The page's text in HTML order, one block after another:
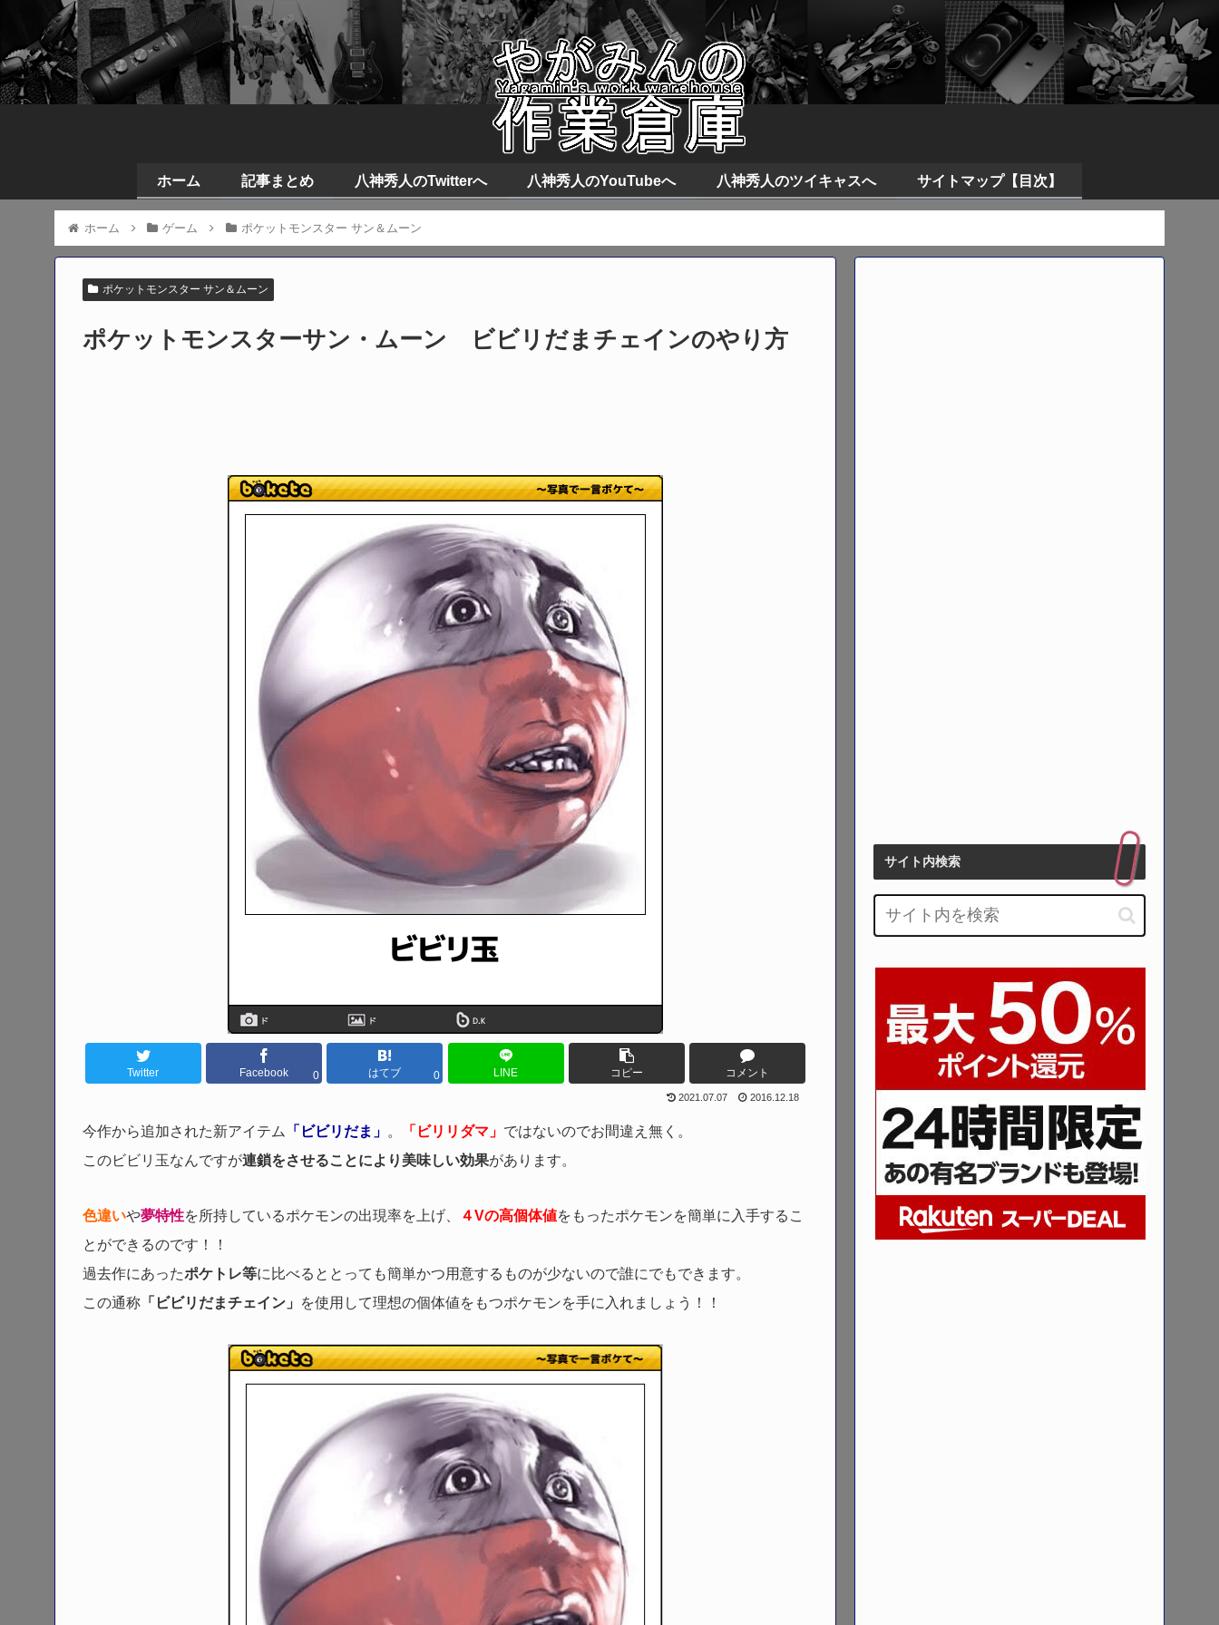
ホーム 記事まとめ 八神秀人のTwitterへ 八神秀人のYouTubeへ 八神秀人のツイキャスへ サイトマップ【目次】
ホーム ゲーム ポケットモンスター サン＆ムーン
ポケットモンスター サン＆ムーン
ポケットモンスターサン・ムーン ビビリだまチェインのやり方
Twitter Facebook 0 はてブ 0 LINE コピー コメント
2021.07.07 2016.12.18
今作から追加された新アイテム 「ビビリだま」 。 「ビリリダマ」 ではないのでお間違え無く。
このビビリ玉なんですが連鎖をさせることにより美味しい効果があります。
色違いや夢特性を所持しているポケモンの出現率を上げ、 ４Vの高個体値をもったポケモンを簡単に入手するこ
とができるのです！！
過去作にあったポケトレ等に比べるととっても簡単かつ用意するものが少ないので誰にでもできます。
この通称 「ビビリだまチェイン」 を使用して理想の個体値をもつポケモンを手に入れましょう！！
サイト内検索